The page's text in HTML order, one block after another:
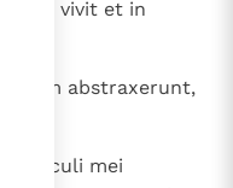
vivit et in
quam abstraxerunt,
et oculi mei